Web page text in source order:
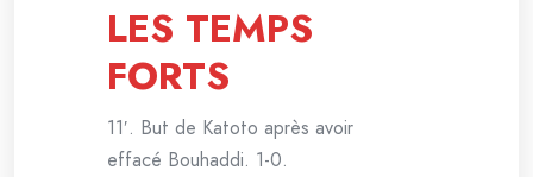
LES TEMPS
FORTS
11′. But de Katoto après avoir
effacé Bouhaddi. 1-0.